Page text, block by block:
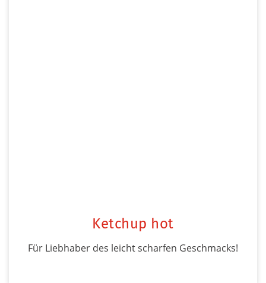
Ketchup hot
Für Liebhaber des leicht scharfen Geschmacks!